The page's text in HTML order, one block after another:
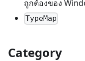
ถูกต้องของ
TypeMap
Category